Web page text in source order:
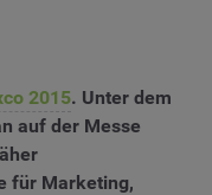
2015. Unter dem
auf der Messe
für Marketing,